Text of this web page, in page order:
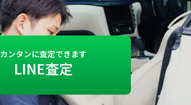
カンタンに査定できます
LINE査定